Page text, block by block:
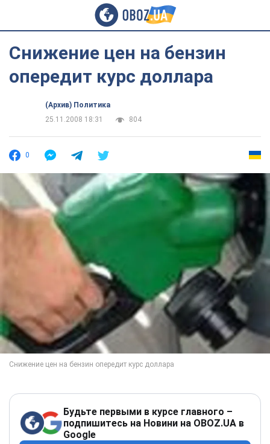
Снижение цен на бензин
опередит курс доллара
(Архив) Политика
25.11.2008 18:31
804
0
Будьте первыми в курсе главного –
подпишитесь на Новини на OBOZ.UA в
Google